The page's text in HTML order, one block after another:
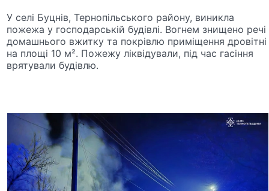
У селі Буцнів, Тернопільського району, виникла
пожежа у господарській будівлі. Вогнем знищено речі
домашнього вжитку та покрівлю приміщення дровітні
на площі 10 м². Пожежу ліквідували, під час гасіння
врятували будівлю.